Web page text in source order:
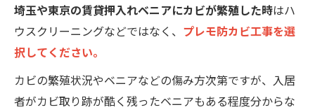
埼玉や東京の賃貸押入れベニアにカビが繁殖した時はハ
ウスクリーニングなどではなく、 プレモ防カビ工事を選
択してください。
カビの繁殖状況やベニアなどの傷み方次第ですが、入居
者がカビ取り跡が酷く残ったベニアもある程度分からな